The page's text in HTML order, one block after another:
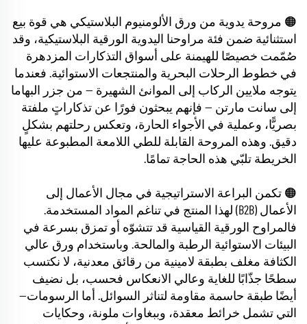
🟠 مروحة يدوية من ورق الألومنيوم البلاستيكي هي قوة بيع
استثنائية ضمن فئة مراوحنا اليدوية الورقية البلاستيكية، وقد
صُمّمت خصيصًا للهيمنة على أسواق التذكارات المزدهرة
في خطوط الرحلات البحرية والمنتجعات الاستوائية. فعندما
يتوجه ملايين الركاب إلى الموانئ الشهيرة — من جزر البهاما
إلى سانت مارتن — فإنهم يبحثون فورًا عن تذكاراتٍ ملفتة
بصريًّا، وعملية في الأجواء الحارة، وتعكس رحلتهم بشكلٍ
دقيق. وهذه المروحة القابلة للطي اللامعة المطبوعة عليها
الخريطة تلبّي هذه الحاجة تمامًا.
🟠 تكمن البراعة الاستراتيجية في مجال الأعمال إلى
الأعمال (B2B) لهذا المنتج في تناغم المواد المستخدمة.
فالمراوح الورقية القياسية قد تتشوّه أو تمزق بسرعة في
البيئات الاستوائية الرطبة والمالحة. وباستخدام ورق عالي
الكثافة مغلف بطبقة لامينية من رقائق معدنية، لا نكتسب
سطحًا جذّابًا للغاية وعالي الانعكاس فحسب، بل نضيف
أيضًا طبقة حاسمة مقاومة لتناثر السوائل. أما الرسومات—
التي تشمل خرائط معقدة، وببغاوات ملونة، وحكايات